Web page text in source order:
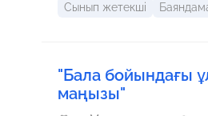
Сынып жетекші
"Бала бойындағы
маңызы"